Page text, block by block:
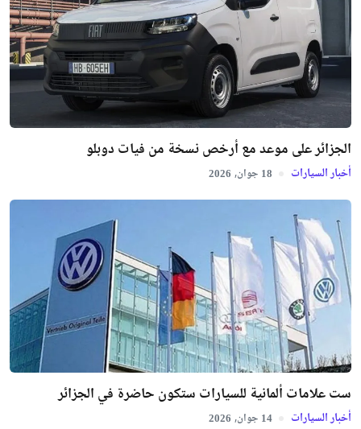
الجزائر على موعد مع أرخص نسخة من فيات دوبلو
أخبار السيارات 18 جوان, 2026
ست علامات ألمانية للسيارات ستكون حاضرة في الجزائر
أخبار السيارات 14 جوان, 2026